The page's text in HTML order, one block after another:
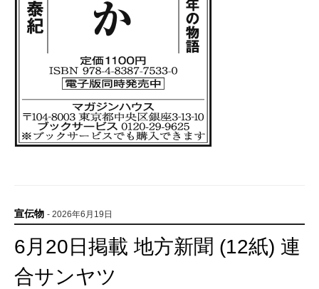
宣伝物 - 2026年6月19日
6月20日掲載 地方新聞 (12紙) 連
合サンヤツ